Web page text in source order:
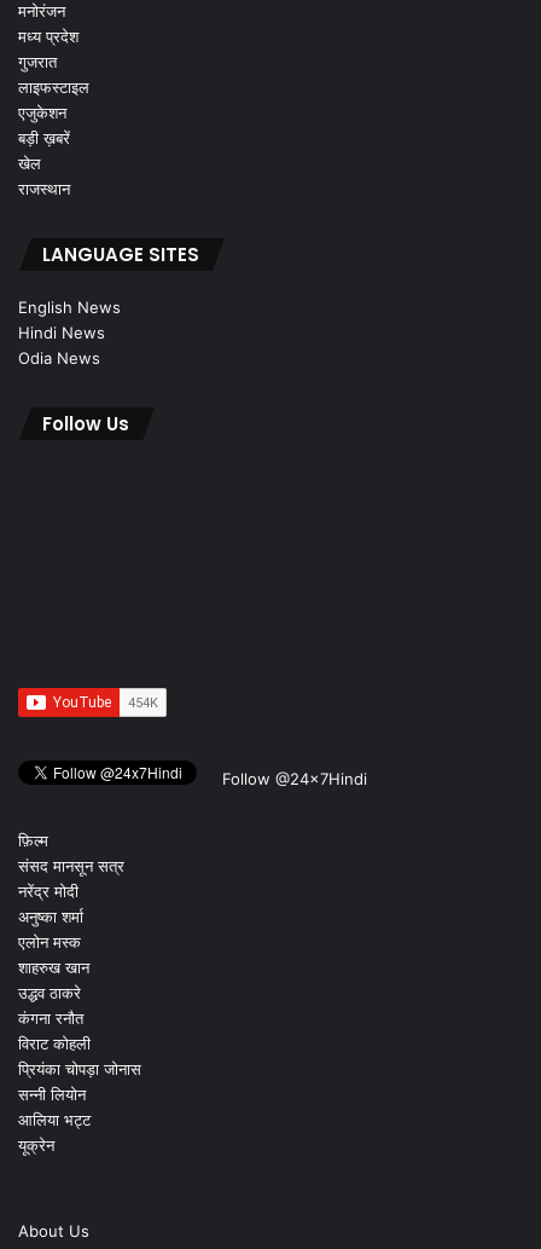
मनोरंजन
मध्य प्रदेश
गुजरात
लाइफस्टाइल
एजुकेशन
बड़ी ख़बरें
खेल
राजस्थान
LANGUAGE SITES
English News
Hindi News
Odia News
Follow Us
Follow @24x7Hindi
फ़िल्म
संसद मानसून सत्र
नरेंद्र मोदी
अनुष्का शर्मा
एलोन मस्क
शाहरुख खान
उद्धव ठाकरे
कंगना रनौत
विराट कोहली
प्रियंका चोपड़ा जोनास
सन्नी लियोन
आलिया भट्ट
यूक्रेन
About Us